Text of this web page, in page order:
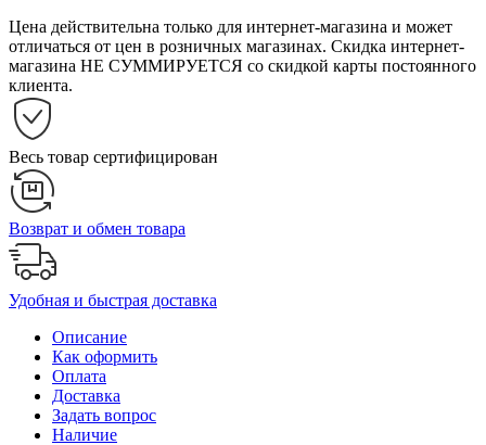
Цена действительна только для интернет-магазина и может
отличаться от цен в розничных магазинах. Скидка интернет-
магазина НЕ СУММИРУЕТСЯ со скидкой карты постоянного
клиента.
Весь товар сертифицирован
Возврат и обмен товара
Удобная и быстрая доставка
Описание
Как оформить
Оплата
Доставка
Задать вопрос
Наличие